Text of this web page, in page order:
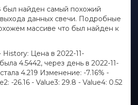
был найден самый похожий
данных свечи. Подробные
массиве что был найден к
History: Цена в 2022-11-
4.5442, через день в 2022-11-
4.219 Изменение: -7.16% -
-26.16 - Value3: 29.8 - Value4: 0.52